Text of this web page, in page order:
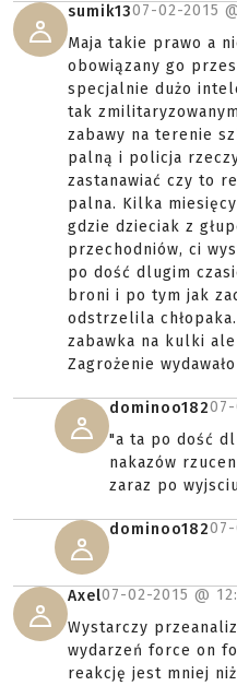
sumik1307-02-2015
Maja takie prawo a
obowiązany go
specjalnie dużo
tak
zabawy na terenie
palną i policja
zastanawiać czy to
palna. Kilka
gdzie dzieciak z
przechodniów, ci
po dość dlugim
broni i po tym jak
odstrzelila
zabawka na kulki
Zagrożenie
dominoo182
"a ta po dość
nakazów
zaraz po
dominoo182
Axel07-02-2015 @
Wystarczy
wydarzeń force on
reakcję jest mniej